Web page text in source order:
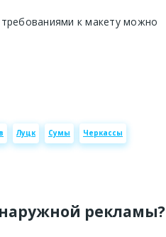
к макету можно
Луцк Сумы Черкассы
рекламы?